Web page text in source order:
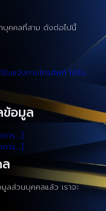
บุคคลที่สาม ดังต่อไปนี้
บแจ้งทางโทรศัพท์ ได้รับ
ข้อมูล
าร….]
าร….]
ลส่วนบุคคลแล้ว เราจะ